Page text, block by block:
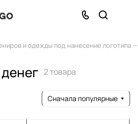
и одежды под нанесение логотипа
2 товара
Сначала популярные